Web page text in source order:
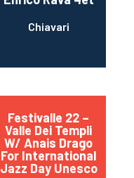
Chiavari
Festivalle 22 –
Valle Dei Templi
W/ Anais Drago
For International
Jazz Day Unesco